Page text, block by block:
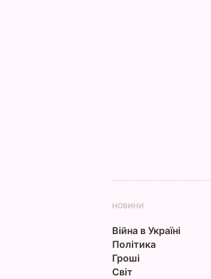
НОВИНИ
Війна в Україні
Політика
Гроші
Світ